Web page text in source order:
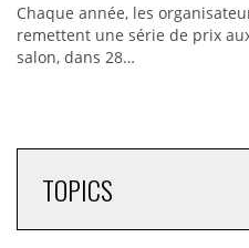
Chaque année, les
remettent une série de prix
salon, dans 28…
TOPICS